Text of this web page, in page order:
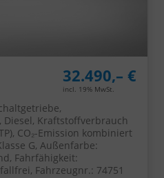
32.490,– €
incl. 19% MwSt.
Diesel, Kraftstoffverbrauch
CO₂-Emission kombiniert
G, Außenfarbe:
Fahrfähigkeit:
Fahrzeugnr.: 74751